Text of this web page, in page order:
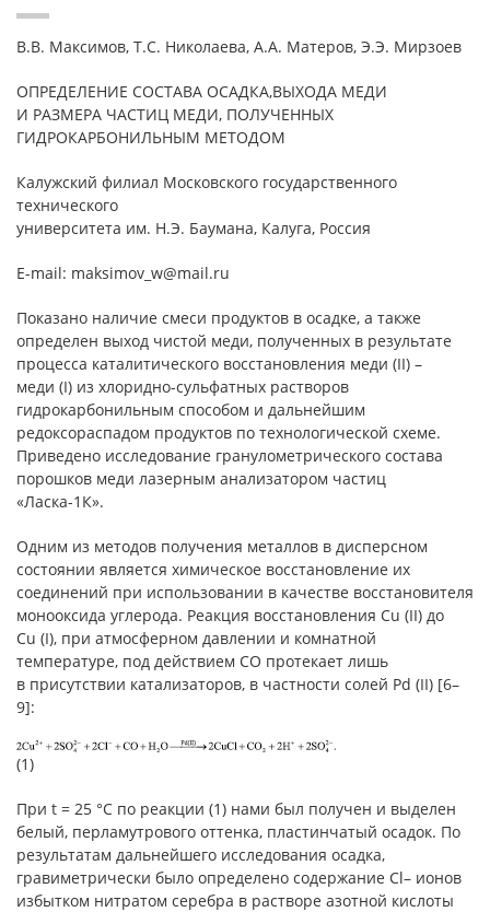
В.В. Максимов, Т.С. Николаева, А.А. Матеров, Э.Э. Мирзоев
ОПРЕДЕЛЕНИЕ СОСТАВА ОСАДКА,ВЫХОДА МЕДИ
И РАЗМЕРА ЧАСТИЦ МЕДИ, ПОЛУЧЕННЫХ
ГИДРОКАРБОНИЛЬНЫМ МЕТОДОМ
Калужский филиал Московского государственного
технического
университета им. Н.Э. Баумана, Калуга, Россия
E-mail: maksimov_w@mail.ru
Показано наличие смеси продуктов в осадке, а также
определен выход чистой меди, полученных в результате
процесса каталитического восстановления меди (II) –
меди (I) из хлоридно-сульфатных растворов
гидрокарбонильным способом и дальнейшим
редоксораспадом продуктов по технологической схеме.
Приведено исследование гранулометрического состава
порошков меди лазерным анализатором частиц
«Ласка-1К».
Одним из методов получения металлов в дисперсном
состоянии является химическое восстановление их
соединений при использовании в качестве восстановителя
монооксида углерода. Реакция восстановления Cu (II) до
Cu (I), при атмосферном давлении и комнатной
температуре, под действием CO протекает лишь
в присутствии катализаторов, в частности солей Pd (II) [6–
9]:
(1)
При t = 25 °C по реакции (1) нами был получен и выделен
белый, перламутрового оттенка, пластинчатый осадок. По
результатам дальнейшего исследования осадка,
гравиметрически было определено содержание Cl– ионов
избытком нитратом серебра в растворе азотной кислоты